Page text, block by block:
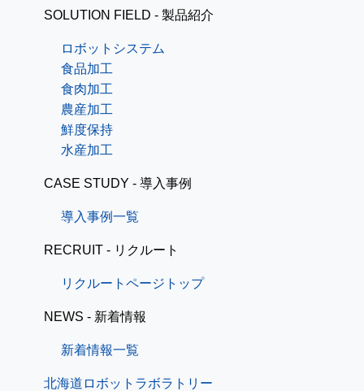
SOLUTION FIELD - 製品紹介
ロボットシステム
食品加工
食肉加工
農産加工
鮮度保持
水産加工
CASE STUDY - 導入事例
導入事例一覧
RECRUIT - リクルート
リクルートページトップ
NEWS - 新着情報
新着情報一覧
北海道ロボットラボラトリー